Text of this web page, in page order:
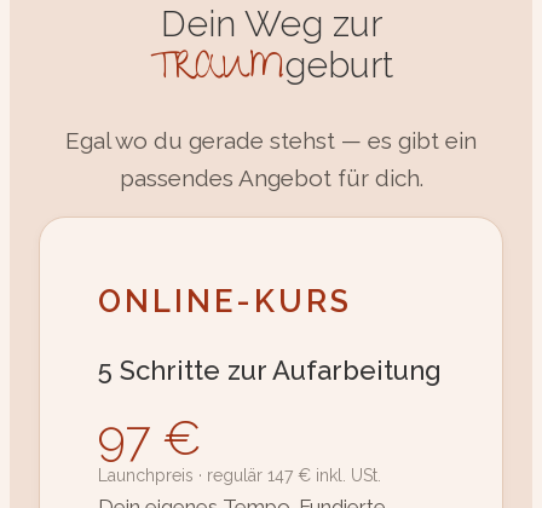
Dein Weg zur
TRAUMgeburt
Egal wo du gerade stehst — es gibt ein
passendes Angebot für dich.
ONLINE-KURS
5 Schritte zur Aufarbeitung
97 €
Launchpreis · regulär 147 € inkl. USt.